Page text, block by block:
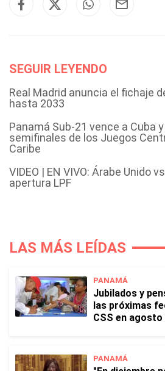
SEGUIR LEYENDO
Real Madrid anuncia el fichaje
hasta 2033
Panamá Sub-21 vence a Cuba
semifinales de los Juegos
Caribe
VIDEO | EN VIVO: Árabe Unido
apertura LPF
LAS MÁS LEÍDAS
PANAMÁ
Jubilados y
las próximas
CSS en
PANAMÁ